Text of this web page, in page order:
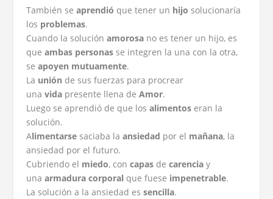
También se aprendió que tener un hijo solucionaría
los problemas.
Cuando la solución amorosa no es tener un hijo, es
que ambas personas se integren la una con la otra,
se apoyen mutuamente.
La unión de sus fuerzas para procrear
una vida presente llena de Amor.
Luego se aprendió de que los alimentos eran la
solución.
Alimentarse saciaba la ansiedad por el mañana, la
ansiedad por el futuro.
Cubriendo el miedo, con capas de carencia y
una armadura corporal que fuese impenetrable.
La solución a la ansiedad es sencilla.